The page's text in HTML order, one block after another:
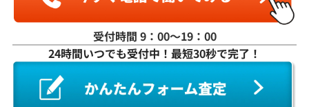
受付時間 9：00〜19：00
24時間いつでも受付中！最短30秒で完了！